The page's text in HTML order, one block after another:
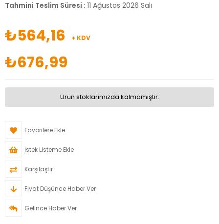
Tahmini Teslim Süresi : 11 Ağustos 2026 Salı
₺564,16 + KDV
₺676,99
Ürün stoklarımızda kalmamıştır.
Favorilere Ekle
İstek Listeme Ekle
Karşılaştır
Fiyat Düşünce Haber Ver
Gelince Haber Ver